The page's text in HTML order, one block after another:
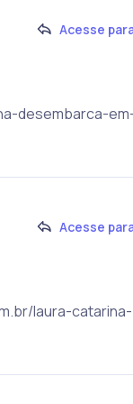
Acesse
desembarca-
Acesse
laura-catarina-